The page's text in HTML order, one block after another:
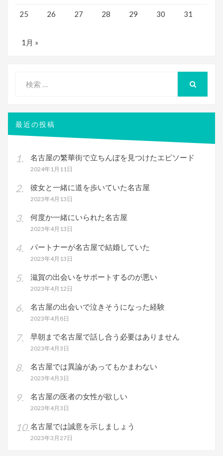
25 26 27 28 29 30 31
1月 »
象:
最近の投稿
名古屋の繁華街で立ちんぼを見つけたエピソード
2024年1月11日
彼女と一緒に道を歩いていた名古屋
2023年4月13日
何度か一緒にいられた名古屋
2023年4月13日
パートナーが名古屋で結婚していた
2023年4月13日
滋賀の出会いをサポートするのが悪い
2023年4月12日
名古屋の出会いで泣きそうになった経験
2023年4月8日
早朝まで名古屋で話し合う必要はありません
2023年4月3日
名古屋では異論があってもかまわない
2023年4月3日
名古屋の医者の女性が欲しい
2023年4月3日
名古屋では誠意を示しましょう
2023年3月27日